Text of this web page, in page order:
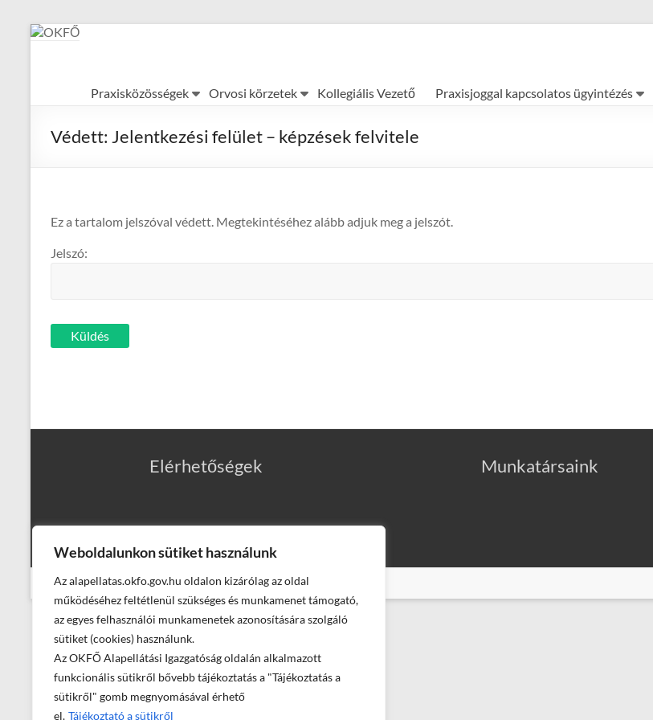
Weboldalunkon sütiket használunk
Az alapellatas.okfo.gov.hu oldalon kizárólag az oldal
működéséhez feltétlenül szükséges és munkamenet támogató,
az egyes felhasználói munkamenetek azonosítására szolgáló
sütiket (cookies) használunk.
Az OKFŐ Alapellátási Igazgatóság oldalán alkalmazott
funkcionális sütikről bővebb tájékoztatás a "Tájékoztatás a
sütikről" gomb megnyomásával érhető
el. Tájékoztató a sütikről
Skip
Praxisközösségek Orvosi körzetek Kollegiális Vezető Praxisjoggal kapcsolatos ügyintézés
Védett: Jelentkezési felület – képzések felvitele
Ez a tartalom jelszóval védett. Megtekintéséhez alább adjuk meg a jelszót.
Jelszó:
Elérhetőségek Munkatársaink
© Országos Kórházi Főigazgatóság, Alapellátási Igazgatóság - 2025